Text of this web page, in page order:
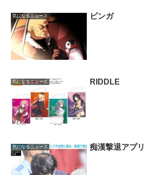
気になるニュース ピンガ
気になるニュース RIDDLE
気になるニュース 痴漢撃退アプリ